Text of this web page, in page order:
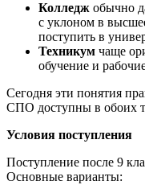
Колледж обычно
с уклоном в
поступить в
Техникум чаще
обучение и
Сегодня эти понятия
СПО доступны в обоих
Условия поступления
Поступление после 9
Основные варианты: